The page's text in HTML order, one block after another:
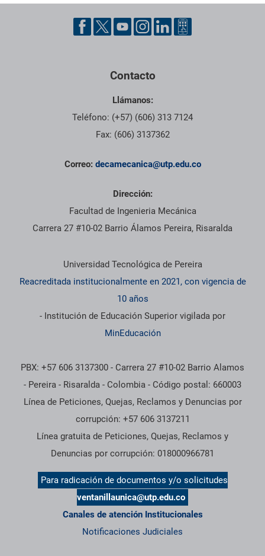
Pie de página con información de contacto, redes sociales y
Contacto
Llámanos:
Teléfono: (+57) (606) 313 7124
Fax: (606) 3137362
Correo: decamecanica@utp.edu.co
Dirección:
Facultad de Ingenieria Mecánica
Carrera 27 #10-02 Barrio Álamos Pereira, Risaralda
Información institucional
Universidad Tecnológica de Pereira
Reacreditada institucionalmente en 2021, con vigencia de
10 años
- Institución de Educación Superior vigilada por
MinEducación
PBX: +57 606 3137300 - Carrera 27 #10-02 Barrio Alamos
- Pereira - Risaralda - Colombia - Código postal: 660003
Línea de Peticiones, Quejas, Reclamos y Denuncias por
corrupción: +57 606 3137211
Línea gratuita de Peticiones, Quejas, Reclamos y
Denuncias por corrupción: 018000966781
Para radicación de documentos y/o solicitudes
ventanillaunica@utp.edu.co
Canales de atención Institucionales
Notificaciones Judiciales